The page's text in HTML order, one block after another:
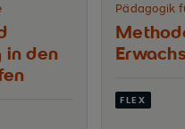
in den
Pädagogik
FLEX